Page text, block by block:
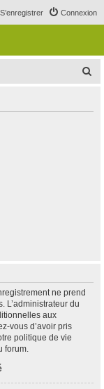
Connexion
S’enregistrer
ne prend
L’administrateur du
aux
vous d’avoir pris
politique de vie
forum.